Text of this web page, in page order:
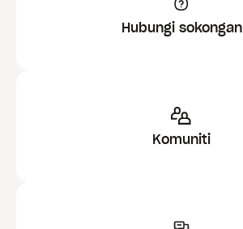
Hubungi sokongan
Komuniti